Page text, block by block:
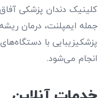
کلینیک دندان پزشکی
جمله ایمپلنت، درمان
پزشکیزیبایی با
انجام می‌شود.